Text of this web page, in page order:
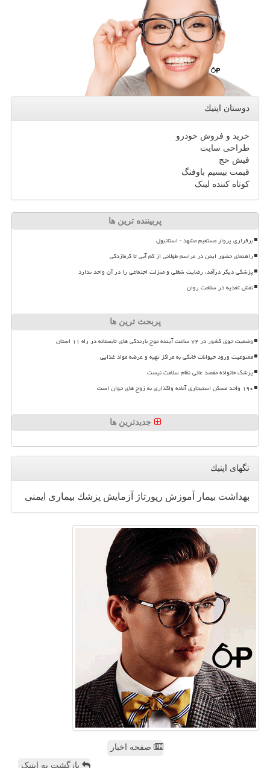
دوستان اپتیك
خرید و فروش خودرو
طراحی سایت
فیش حج
قیمت بیسیم باوفنگ
کوتاه کننده لینک
پربیننده ترین ها
برقراری پرواز مستقیم مشهد - استانبول
راهنمای حضور ایمن در مراسم طولانی از کم آبی تا گرمازدگی
پزشکی دیگر درآمد، رضایت شغلی و منزلت اجتماعی را در آن واحد ندارد
نقش تغذیه در سلامت روان
پربحث ترین ها
وضعیت جوی کشور در ۷۲ ساعت آینده موج بارندگی های تابستانه در راه ۱۱ استان
ممنوعیت ورود حیوانات خانگی به مراکز تهیه و عرضه مواد غذایی
پزشک خانواده مقصد غائی نظام سلامت نیست
۱۹۰ واحد مسکن استیجاری آماده واگذاری به زوج های جوان است
جدیدترین ها
تگهای اپتیك
بهداشت بیمار آموزش رپورتاژ آزمایش پزشك بیماری ایمنی
صفحه اخبار
بازگشت به اپتیک